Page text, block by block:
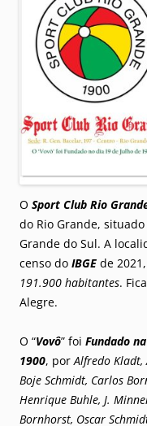
O Sport Club Rio
do Rio Grande,
Grande do Sul. A
censo do IBGE de
191.900 habitantes.
Alegre.
O “Vovô” foi Fundado
1900, porAlfredo Kladt,
Boje Schmidt, Carlos
Henrique Buhle, J.
Bornhorst, Oscar